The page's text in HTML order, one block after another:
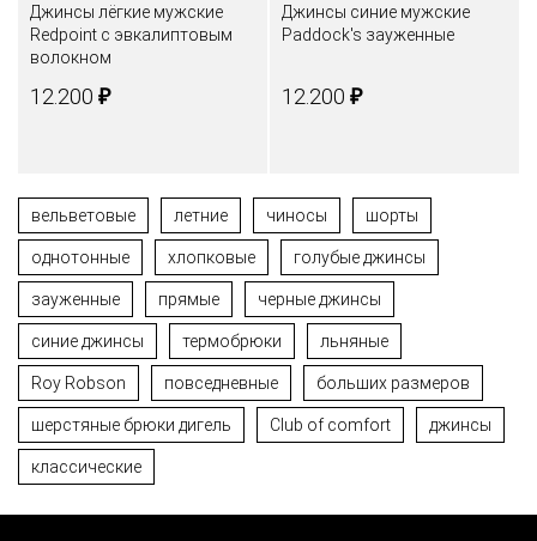
Джинсы лёгкие мужские
Redpoint с эвкалиптовым
волокном
12.200 ₽
Джинсы синие мужские
Paddock's зауженные
12.200 ₽
вельветовые летние чиносы шорты
однотонные хлопковые голубые джинсы
зауженные прямые черные джинсы
синие джинсы термобрюки льняные
Roy Robson повседневные больших размеров
шерстяные брюки дигель Club of comfort джинсы
классические